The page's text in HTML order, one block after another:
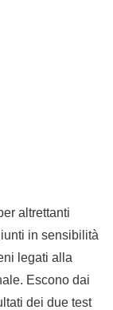
altrettanti
in sensibilità
legati alla
Escono dai
dei due test